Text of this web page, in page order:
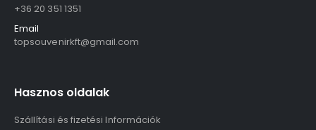
+36 20 351 1351
Email
topsouvenirkft@gmail.com
Hasznos oldalak
Szállítási és fizetési Információk